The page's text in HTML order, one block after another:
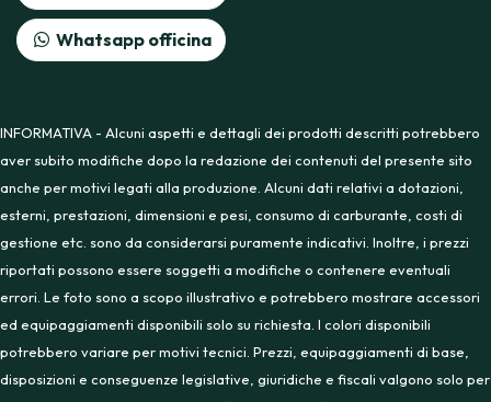
Whatsapp officina
INFORMATIVA - Alcuni aspetti e dettagli dei prodotti descritti potrebbero
aver subito modifiche dopo la redazione dei contenuti del presente sito
anche per motivi legati alla produzione. Alcuni dati relativi a dotazioni,
esterni, prestazioni, dimensioni e pesi, consumo di carburante, costi di
gestione etc. sono da considerarsi puramente indicativi. Inoltre, i prezzi
riportati possono essere soggetti a modifiche o contenere eventuali
errori. Le foto sono a scopo illustrativo e potrebbero mostrare accessori
ed equipaggiamenti disponibili solo su richiesta. I colori disponibili
potrebbero variare per motivi tecnici. Prezzi, equipaggiamenti di base,
disposizioni e conseguenze legislative, giuridiche e fiscali valgono solo per